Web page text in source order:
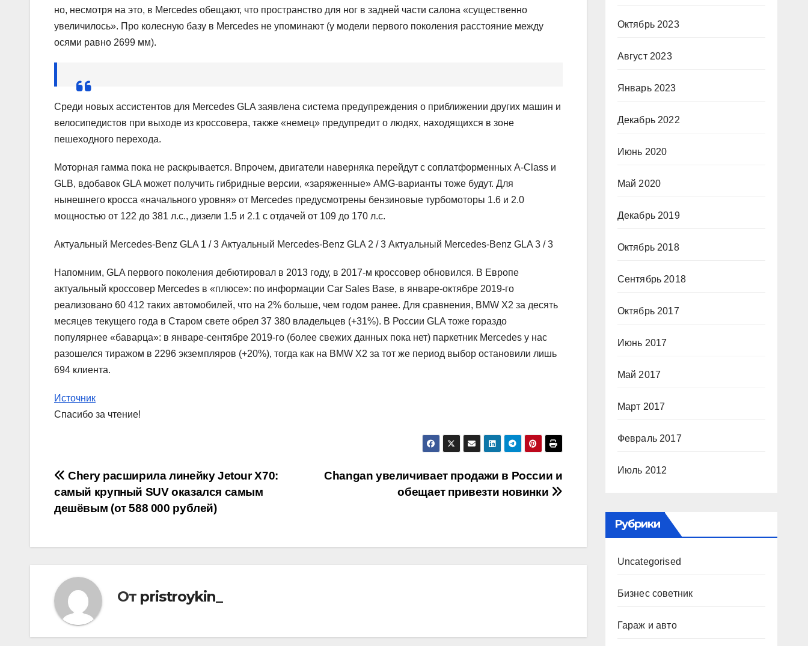
но, несмотря на это, в Mercedes обещают, что пространство для ног в задней части салона «существенно
увеличилось». Про колесную базу в Mercedes не упоминают (у модели первого поколения расстояние между
осями равно 2699 мм).
Среди новых ассистентов для Mercedes GLA заявлена система предупреждения о приближении других машин и
велосипедистов при выходе из кроссовера, также «немец» предупредит о людях, находящихся в зоне
пешеходного перехода.
Моторная гамма пока не раскрывается. Впрочем, двигатели наверняка перейдут с соплатформенных A-Class и
GLB, вдобавок GLA может получить гибридные версии, «заряженные» AMG-варианты тоже будут. Для
нынешнего кросса «начального уровня» от Mercedes предусмотрены бензиновые турбомоторы 1.6 и 2.0
мощностью от 122 до 381 л.с., дизели 1.5 и 2.1 с отдачей от 109 до 170 л.с.
Актуальный Mercedes-Benz GLA 1 / 3 Актуальный Mercedes-Benz GLA 2 / 3 Актуальный Mercedes-Benz GLA 3 / 3
Напомним, GLA первого поколения дебютировал в 2013 году, в 2017-м кроссовер обновился. В Европе
актуальный кроссовер Mercedes в «плюсе»: по информации Car Sales Base, в январе-октябре 2019-го
реализовано 60 412 таких автомобилей, что на 2% больше, чем годом ранее. Для сравнения, BMW X2 за десять
месяцев текущего года в Старом свете обрел 37 380 владельцев (+31%). В России GLA тоже гораздо
популярнее «баварца»: в январе-сентябре 2019-го (более свежих данных пока нет) паркетник Mercedes у нас
разошелся тиражом в 2296 экземпляров (+20%), тогда как на BMW X2 за тот же период выбор остановили лишь
694 клиента.
Источник
Спасибо за чтение!
Навигация
по
Changan увеличивает продажи в России и
обещает привезти новинки
Chery расширила линейку Jetour X70:
самый крупный SUV оказался самым
дешёвым (от 588 000 рублей)
От pristroykin_
Октябрь 2023
Август 2023
Январь 2023
Декабрь 2022
Июнь 2020
Май 2020
Декабрь 2019
Октябрь 2018
Сентябрь 2018
Октябрь 2017
Июнь 2017
Май 2017
Март 2017
Февраль 2017
Июль 2012
Рубрики
Uncategorised
Бизнес советник
Гараж и авто